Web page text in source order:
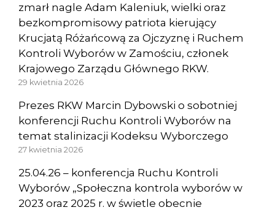
zmarł nagle Adam Kaleniuk, wielki oraz
bezkompromisowy patriota kierujący
Krucjatą Różańcową za Ojczyznę i Ruchem
Kontroli Wyborów w Zamościu, członek
Krajowego Zarządu Głównego RKW.
29 kwietnia 2026
Prezes RKW Marcin Dybowski o sobotniej
konferencji Ruchu Kontroli Wyborów na
temat stalinizacji Kodeksu Wyborczego
27 kwietnia 2026
25.04.26 – konferencja Ruchu Kontroli
Wyborów „Społeczna kontrola wyborów w
2023 oraz 2025 r. w świetle obecnie